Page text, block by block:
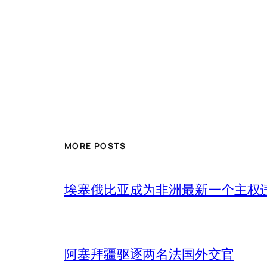
MORE POSTS
埃塞俄比亚成为非洲最新一个主权
阿塞拜疆驱逐两名法国外交官